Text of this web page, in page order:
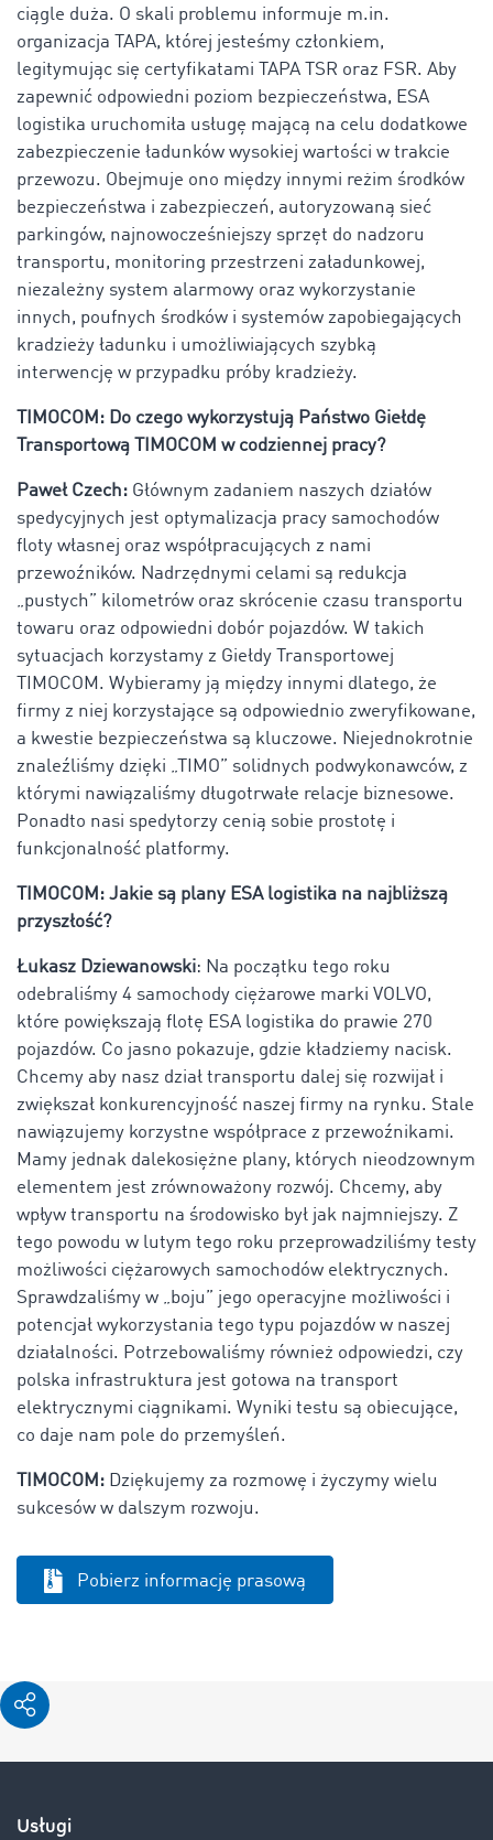
ciągle duża. O skali problemu informuje m.in.
organizacja TAPA, której jesteśmy członkiem,
legitymując się certyfikatami TAPA TSR oraz FSR. Aby
zapewnić odpowiedni poziom bezpieczeństwa, ESA
logistika uruchomiła usługę mającą na celu dodatkowe
zabezpieczenie ładunków wysokiej wartości w trakcie
przewozu. Obejmuje ono między innymi reżim środków
bezpieczeństwa i zabezpieczeń, autoryzowaną sieć
parkingów, najnowocześniejszy sprzęt do nadzoru
transportu, monitoring przestrzeni załadunkowej,
niezależny system alarmowy oraz wykorzystanie
innych, poufnych środków i systemów zapobiegających
kradzieży ładunku i umożliwiających szybką
interwencję w przypadku próby kradzieży.
TIMOCOM: Do czego wykorzystują Państwo Giełdę
Transportową TIMOCOM w codziennej pracy?
Paweł Czech: Głównym zadaniem naszych działów
spedycyjnych jest optymalizacja pracy samochodów
floty własnej oraz współpracujących z nami
przewoźników. Nadrzędnymi celami są redukcja
„pustych” kilometrów oraz skrócenie czasu transportu
towaru oraz odpowiedni dobór pojazdów. W takich
sytuacjach korzystamy z Giełdy Transportowej
TIMOCOM. Wybieramy ją między innymi dlatego, że
firmy z niej korzystające są odpowiednio zweryfikowane,
a kwestie bezpieczeństwa są kluczowe. Niejednokrotnie
znaleźliśmy dzięki „TIMO” solidnych podwykonawców, z
którymi nawiązaliśmy długotrwałe relacje biznesowe.
Ponadto nasi spedytorzy cenią sobie prostotę i
funkcjonalność platformy.
TIMOCOM: Jakie są plany ESA logistika na najbliższą
przyszłość?
Łukasz Dziewanowski: Na początku tego roku
odebraliśmy 4 samochody ciężarowe marki VOLVO,
które powiększają flotę ESA logistika do prawie 270
pojazdów. Co jasno pokazuje, gdzie kładziemy nacisk.
Chcemy aby nasz dział transportu dalej się rozwijał i
zwiększał konkurencyjność naszej firmy na rynku. Stale
nawiązujemy korzystne współprace z przewoźnikami.
Mamy jednak dalekosiężne plany, których nieodzownym
elementem jest zrównoważony rozwój. Chcemy, aby
wpływ transportu na środowisko był jak najmniejszy. Z
tego powodu w lutym tego roku przeprowadziliśmy testy
możliwości ciężarowych samochodów elektrycznych.
Sprawdzaliśmy w „boju” jego operacyjne możliwości i
potencjał wykorzystania tego typu pojazdów w naszej
działalności. Potrzebowaliśmy również odpowiedzi, czy
polska infrastruktura jest gotowa na transport
elektrycznymi ciągnikami. Wyniki testu są obiecujące,
co daje nam pole do przemyśleń.
TIMOCOM: Dziękujemy za rozmowę i życzymy wielu
sukcesów w dalszym rozwoju.
Pobierz informację prasową
Usługi